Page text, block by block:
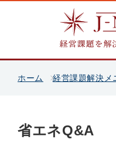
ホーム 経営課題解決メ
省エネQ&A